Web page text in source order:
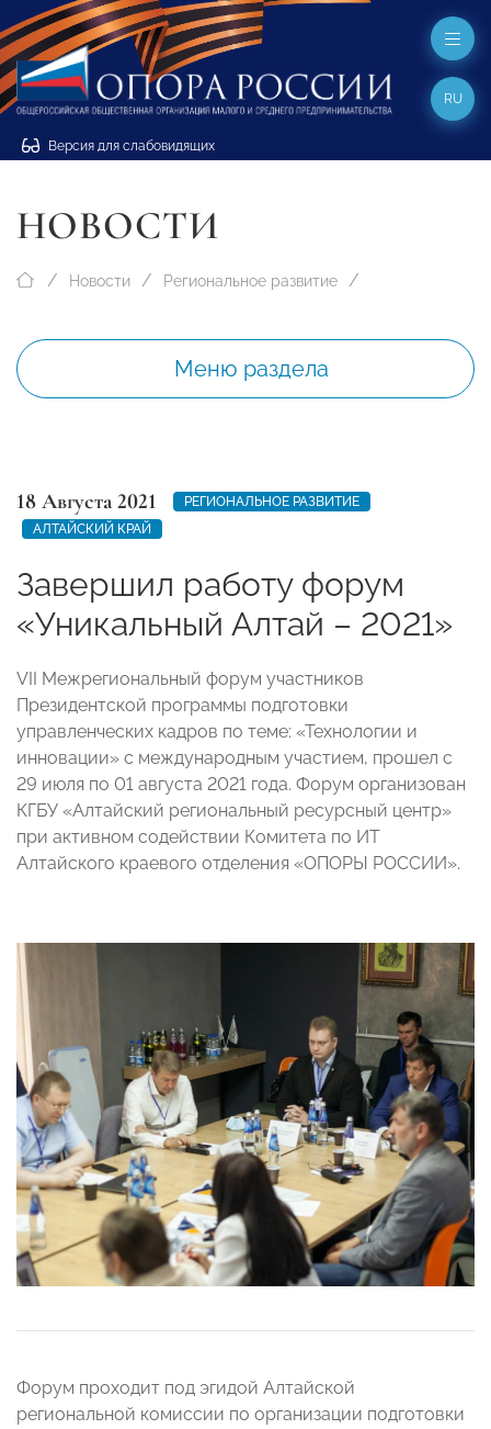
Версия для слабовидящих
RU
НОВОСТИ
Новости Региональное развитие
Меню раздела
18 Августа 2021
РЕГИОНАЛЬНОЕ РАЗВИТИЕ
АЛТАЙСКИЙ КРАЙ
Завершил работу форум
«Уникальный Алтай – 2021»
VII Межрегиональный форум участников
Президентской программы подготовки
управленческих кадров по теме: «Технологии и
инновации» с международным участием, прошел с
29 июля по 01 августа 2021 года. Форум организован
КГБУ «Алтайский региональный ресурсный центр»
при активном содействии Комитета по ИТ
Алтайского краевого отделения «ОПОРЫ РОССИИ».
Форум проходит под эгидой Алтайской
региональной комиссии по организации подготовки